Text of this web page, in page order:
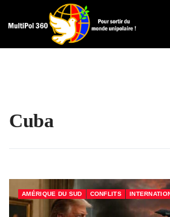
Cuba
AMÉRIQUE DU SUD CONFLITS